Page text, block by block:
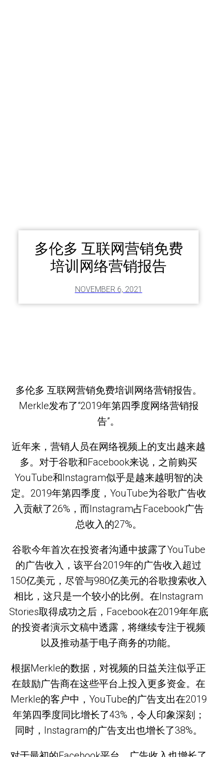
多伦多 互联网营销免费
培训网络营销报告
NOVEMBER 6, 2021
多伦多 互联网营销免费培训网络营销报告。
Merkle发布了“2019年第四季度网络营销报
告”。
近年来，营销人员在网络视频上的支出越来越
多。对于谷歌和Facebook来说，之前购买
YouTube和Instagram似乎是越来越明智的决
定。2019年第四季度，YouTube为谷歌广告收
入贡献了26%，而Instagram占Facebook广告
总收入的27%。
谷歌今年首次在投资者沟通中披露了YouTube
的广告收入，该平台2019年的广告收入超过
150亿美元，尽管与980亿美元的谷歌搜索收入
相比，这只是一个较小的比例。在Instagram
Stories取得成功之后，Facebook在2019年年底
的投资者演示文稿中透露，将继续专注于视频
以及推动基于电子商务的功能。
根据Merkle的数据，对视频的日益关注似乎正
在鼓励广告商在这些平台上投入更多资金。在
Merkle的客户中，YouTube的广告支出在2019
年第四季度同比增长了43%，令人印象深刻；
同时，Instagram的广告支出也增长了38%。